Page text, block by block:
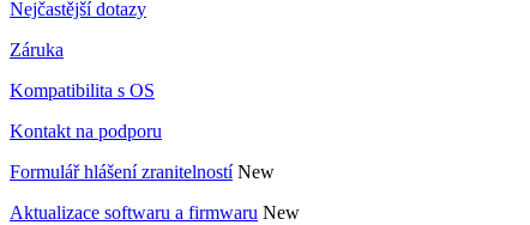
Nejčastější dotazy
Záruka
Kompatibilita s OS
Kontakt na podporu
Formulář hlášení zranitelností New
Aktualizace softwaru a firmwaru New